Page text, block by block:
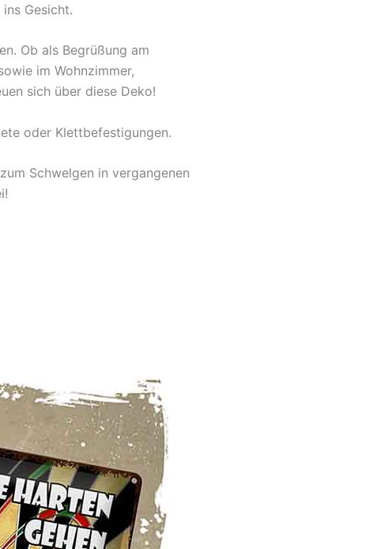
Gesicht.
Ob als Begrüßung am
im Wohnzimmer,
sich über diese Deko!
oder Klettbefestigungen.
Schwelgen in vergangenen